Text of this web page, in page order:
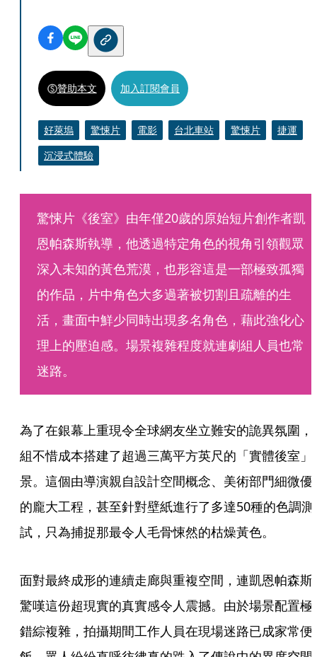
贊助本文 加入訂閱會員
好萊塢 驚悚片 電影 台北車站 驚悚片
捷運
沉浸式體驗
驚悚片《後室》由年僅20歲的原始短片創作者凱
恩帕森斯執導，他透過特定角色的視角引領觀眾
深入未知的黃色荒漠，也形容這是一部極致孤獨
的作品，片中角色大多過著被切割且疏離的生
活，畫面中鮮少同時出現多名角色，藉此強化心
理上的壓迫感。場景複雜程度就連劇組人員也常
迷路。
為了在銀幕上重現令全球網友坐立難安的詭異氛圍，
組不惜成本搭建了超過三萬平方英尺的「實體後室」
景。這個由導演親自設計空間概念、美術部門細微優
的龐大工程，甚至針對壁紙進行了多達50種的色調測
試，只為捕捉那最令人毛骨悚然的枯燥黃色。
面對最終成形的連續走廊與重複空間，連凱恩帕森斯
驚嘆這份超現實的真實感令人震撼。由於場景配置極
錯綜複雜，拍攝期間工作人員在現場迷路已成家常便